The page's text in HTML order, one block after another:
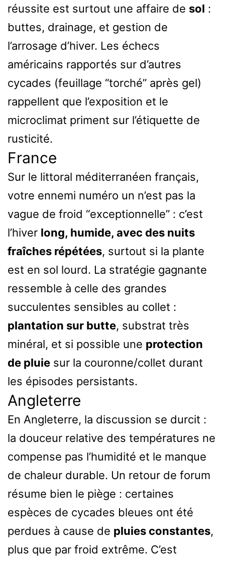
réussite est surtout une affaire de sol :
buttes, drainage, et gestion de
l’arrosage d’hiver. Les échecs
américains rapportés sur d’autres
cycades (feuillage “torché” après gel)
rappellent que l’exposition et le
microclimat priment sur l’étiquette de
rusticité.
France
Sur le littoral méditerranéen français,
votre ennemi numéro un n’est pas la
vague de froid “exceptionnelle” : c’est
l’hiver long, humide, avec des nuits
fraîches répétées, surtout si la plante
est en sol lourd. La stratégie gagnante
ressemble à celle des grandes
succulentes sensibles au collet :
plantation sur butte, substrat très
minéral, et si possible une protection
de pluie sur la couronne/collet durant
les épisodes persistants.
Angleterre
En Angleterre, la discussion se durcit :
la douceur relative des températures ne
compense pas l’humidité et le manque
de chaleur durable. Un retour de forum
résume bien le piège : certaines
espèces de cycades bleues ont été
perdues à cause de pluies constantes,
plus que par froid extrême. C’est